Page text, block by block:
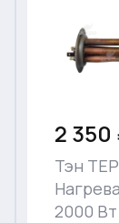
2 350
Тэн
2000